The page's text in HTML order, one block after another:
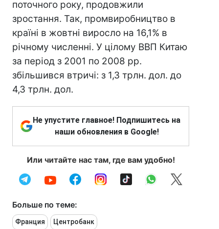
поточного року, продовжили
зростання. Так, промвиробництво в
країні в жовтні виросло на 16,1% в
річному численні. У цілому ВВП Китаю
за період з 2001 по 2008 рр.
збільшився втричі: з 1,3 трлн. дол. до
4,3 трлн. дол.
Не упустите главное! Подпишитесь на
наши обновления в Google!
Или читайте нас там, где вам удобно!
Больше по теме:
Франция Центробанк